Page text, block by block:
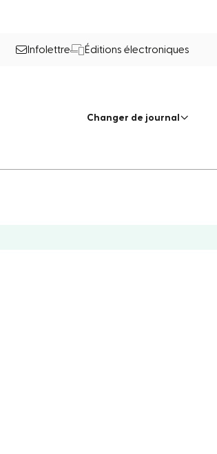
Infolettre Éditions électroniques
Changer de journal